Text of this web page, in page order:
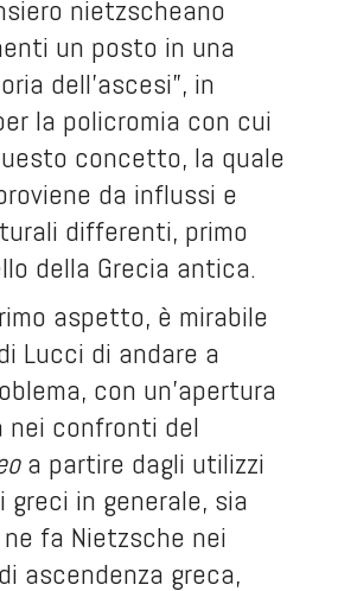
nietzscheano
un posto in una
dell’ascesi”, in
la policromia con cui
concetto, la quale
da influssi e
differenti, primo
della Grecia antica.
aspetto, è mirabile
Lucci di andare a
con un’apertura
nei confronti del
a partire dagli utilizzi
greci in generale, sia
ne fa Nietzsche nei
ascendenza greca,